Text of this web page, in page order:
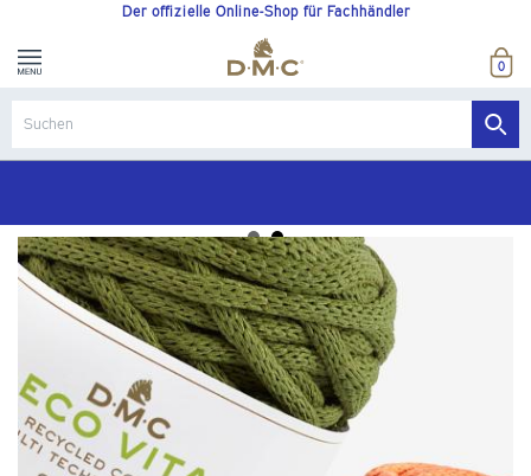
Der offizielle Online-Shop für Fachhändler
0